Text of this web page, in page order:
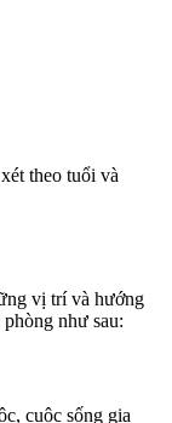
theo tuổi và
vị trí và hướng
như sau:
cuộc sống gia